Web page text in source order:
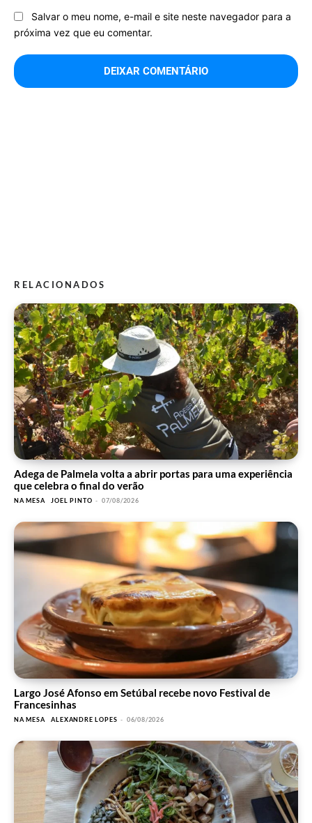
Salvar o meu nome, e-mail e site neste navegador para a
próxima vez que eu comentar.
RELACIONADOS
Adega de Palmela volta a abrir portas para uma experiência
que celebra o final do verão
NA MESA JOEL PINTO - 07/08/2026
Largo José Afonso em Setúbal recebe novo Festival de
Francesinhas
NA MESA ALEXANDRE LOPES - 06/08/2026